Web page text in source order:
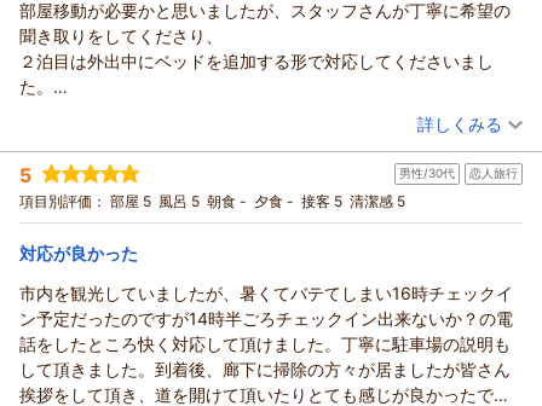
ますと幸いでございます。
最後にはなりますが、お忙しい中ご投稿いただきありがとうご
ざいました。
またのお越しをスタッフ一同心よりお待ちしております。
支配人
（返信日：2026/07/29）
私どものホテルをご旅行の宿泊先にお選びいただき大変嬉しく
思います。
ご滞在中はゆっくりとお過ごしいただけたようで安心いたしま
した。
私どものホテルはツインのお部屋もございまして、出島のカピ
タン部屋をイメージした異国情緒あふれるコンセプトルームの
カピタンツインはおすすめのお部屋となっております。
次回長崎へお越しの際はご検討いただけますと幸いでございま
す。
最後にはなりますが、お忙しい中ご投稿いただきありがとうご
またのお越しをスタッフ一同心よりお待ちしております。
フロント 北村
支配人
（返信日：2026/07/29）
部屋移動が必要かと思いましたが、スタッフさんが丁寧に希望の
聞き取りをしてくださり、
２泊目は外出中にベッドを追加する形で対応してくださいまし
た。
コインランドリーの空き状況や残り時間をテレビで確認できるの
はすごく良かったです！１階のロビーは冷房が効き過ぎではない
かと思いましたが、お部屋では空調調整がしやすく、快適に過ご
せました。
たまたま宿泊日がみなとまつりと同日で、部屋から見た花火は最
（投稿日：2026/07/26）
宿泊時期： 2026年07月宿泊 (家族旅行)
投稿者： mi-naさん
宿泊プラン： トリプルルームお得プラン♪素泊まり トリプル
宿泊価格帯： 11,001～12,000円(大人一人あたり/税込)
この度はリッチモンドホテル長崎思案橋をご利用いただき、誠
にありがとうございます。
フロントスタッフの対応に関する素晴らしいお褒めの言葉をい
ただき、スタッフ一同大変嬉しく思っております。人数変更に
詳しくみる
5 男性/30代 恋人旅行
項目別評価： 部屋 5 風呂 5 朝食 - 夕食 - 接客 5 清潔感 5
対応が良かった
市内を観光していましたが、暑くてバテてしまい16時チェックイ
ン予定だったのですが14時半ごろチェックイン出来ないか？の電
話をしたところ快く対応して頂けました。丁寧に駐車場の説明も
して頂きました。到着後、廊下に掃除の方々が居ましたが皆さん
挨拶をして頂き、道を開けて頂いたりとても感じが良かったで